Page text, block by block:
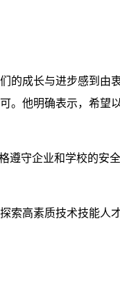
成长与进步感到由
。他明确表示，希望
守企业和学校的安
高素质技术技能人